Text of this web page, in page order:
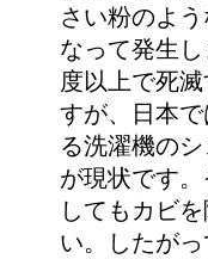
さい粉のよ
なって発生
度以上で死
すが、日本
る洗濯機の
が現状です
してもカビ
い。したが